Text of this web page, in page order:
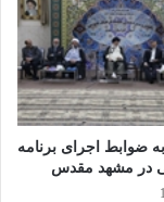
دودکش بخاری
قانونی نیز پس از
را انتشار گاز منواکسید کربن
عین حال تحقیقات با
صدور دستورات ویژه ای از سوی قاضی شعبه ۲۱۳ دادسرای
ضوابط اجرای برنامه
در مشهد مقدس